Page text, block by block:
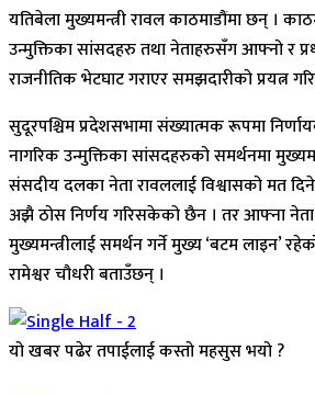
यतिबेला मुख्यमन्त्री रावल काठमाडौंमा छन् ।
उन्मुक्तिका सांसदहरु तथा नेताहरुसँग आफ्नो र
राजनीतिक भेटघाट गराएर समझदारीको प्रयत्न
सुदूरपश्चिम प्रदेशसभामा संख्यात्मक रूपमा
नागरिक उन्मुक्तिका सांसदहरुको समर्थनमा
संसदीय दलका नेता रावललाई विश्वासको मत
अझै ठोस निर्णय गरिसकेको छैन । तर आफ्ना नेता
मुख्यमन्त्रीलाई समर्थन गर्ने मुख्य ‘बटम लाइन’
रामेश्वर चौधरी बताउँछन् ।
यो खबर पढेर तपाईलाई कस्तो महसुस भयो ?